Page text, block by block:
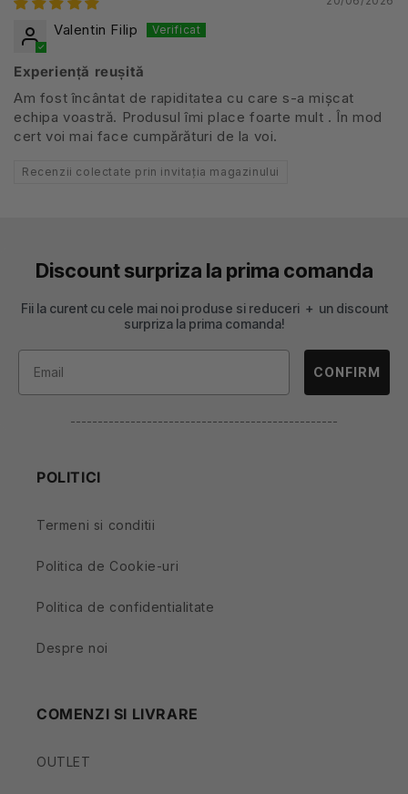
Valentin Filip
Experiență reușită
Am fost încântat de rapiditatea cu care s-a mișcat
echipa voastră. Produsul îmi place foarte mult . În mod
cert voi mai face cumpărături de la voi.
Recenzii colectate prin invitația magazinului
Discount surpriza la prima comanda
Fii la curent cu cele mai noi produse si reduceri + un discount
surpriza la prima comanda!
CONFIRM
-------------------------------------------------
POLITICI
Termeni si conditii
Politica de Cookie-uri
Politica de confidentialitate
Despre noi
COMENZI SI LIVRARE
OUTLET